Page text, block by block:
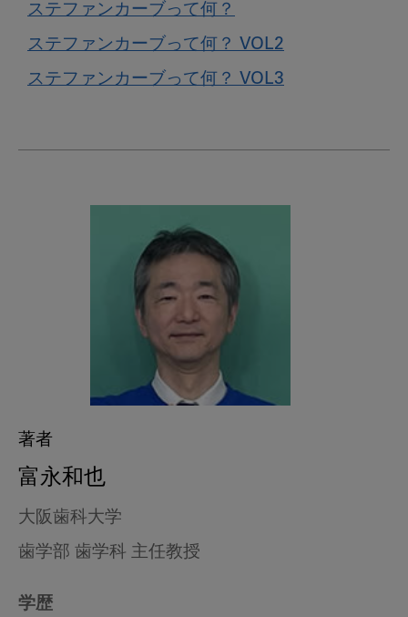
ステファンカーブって何？
ステファンカーブって何？ VOL2
ステファンカーブって何？ VOL3
著者
富永和也
大阪歯科大学
歯学部 歯学科 主任教授
学歴